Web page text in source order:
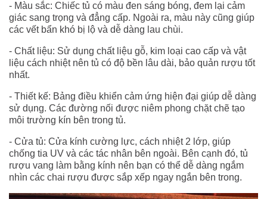
- Màu sắc: Chiếc tủ có màu đen sáng bóng, đem lại cảm
giác sang trọng và đẳng cấp. Ngoài ra, màu này cũng giúp
các vết bẩn khó bị lộ và dễ dàng lau chùi.
- Chất liệu: Sử dụng chất liệu gỗ, kim loại cao cấp và vật
liệu cách nhiệt nên tủ có độ bền lâu dài, bảo quản rượu tốt
nhất.
- Thiết kế: Bảng điều khiển cảm ứng hiện đại giúp dễ dàng
sử dụng. Các đường nối được niêm phong chặt chẽ tạo
môi trường kín bên trong tủ.
- Cửa tủ: Cửa kính cường lực, cách nhiệt 2 lớp, giúp
chống tia UV và các tác nhân bên ngoài. Bên cạnh đó, tủ
rượu vang làm bằng kính nên bạn có thể dễ dàng ngắm
nhìn các chai rượu được sắp xếp ngay ngắn bên trong.